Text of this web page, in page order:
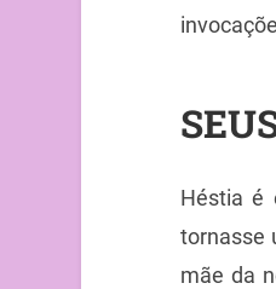
Héstia é
tornasse
mãe da